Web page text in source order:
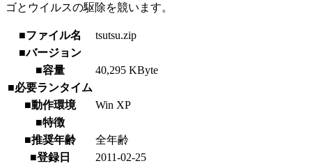
ゴとウイルスの駆除を競います。
■ファイル名
tsutsu.zip
■バージョン
■容量
40,295 KByte
■必要ランタイム
■動作環境
Win XP
■特徴
■推奨年齢
全年齢
■登録日
2011-02-25